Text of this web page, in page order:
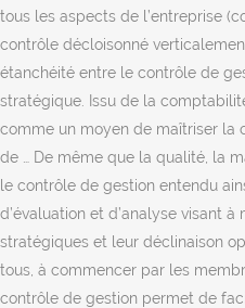
tous les aspects de l’entreprise
contrôle décloisonné
étanchéité entre le contrôle de
stratégique. Issu de la
comme un moyen de maîtriser la
de … De même que la qualité, la
le contrôle de gestion entendu
d’évaluation et d’analyse visant
stratégiques et leur déclinaison
tous, à commencer par les
contrôle de gestion permet de